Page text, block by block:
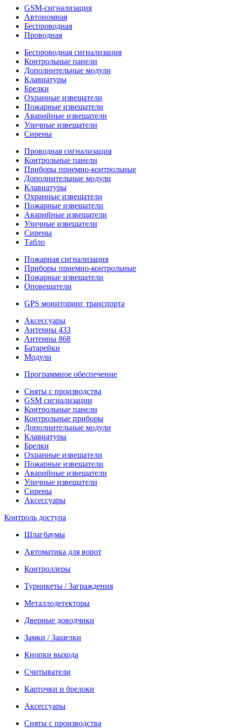
GSM-сигнализация
Автономная
Беспроводная
Проводная
Беспроводная сигнализация
Контрольные панели
Дополнительные модули
Клавиатуры
Брелки
Охранные извещатели
Пожарные извещатели
Аварийные извещатели
Уличные извещатели
Сирены
Проводная сигнализация
Контрольные панели
Приборы приемно-контрольные
Дополнительные модули
Клавиатуры
Охранные извещатели
Пожарные извещатели
Аварийные извещатели
Уличные извещатели
Сирены
Табло
Пожарная сигнализация
Приборы приемно-контрольные
Пожарные извещатели
Оповещатели
GPS мониторинг транспорта
Аксессуары
Антенны 433
Антенны 868
Батарейки
Модули
Программное обеспечение
Сняты с производства
GSM сигнализации
Контрольные панели
Контрольные приборы
Дополнительные модули
Клавиатуры
Брелки
Охранные извещатели
Пожарные извещатели
Аварийные извещатели
Уличные извещатели
Сирены
Аксессуары
Контроль доступа
Шлагбаумы
Автоматика для ворот
Контроллеры
Турникеты / Заграждения
Металлодетекторы
Дверные доводчики
Замки / Защелки
Кнопки выхода
Считыватели
Карточки и брелоки
Аксессуары
Сняты с производства